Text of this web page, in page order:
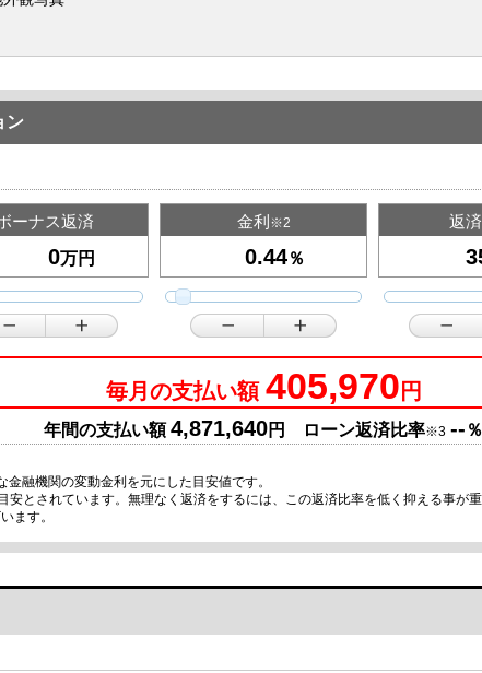
ン
ーナス返済
万円
金利 ※2
％
返
毎月の支払い額 405,970 円
年間の支払い額4,871,640円 ローン返済比率※3 -- ％
融機関の変動金利を元にした目安値です。
とされています。無理なく返済をするには、この返済比率を低く抑える事が
ます。